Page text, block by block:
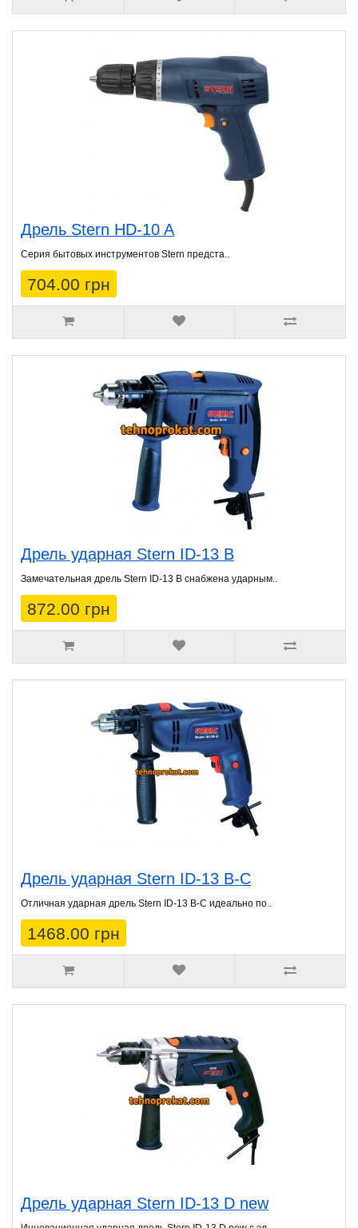
Дрель Stern HD-10 A
Серия бытовых инструментов Stern предста..
704.00 грн
Дрель ударная Stern ID-13 B
Замечательная дрель Stern ID-13 B снабжена ударным..
872.00 грн
Дрель ударная Stern ID-13 B-C
Отличная ударная дрель Stern ID-13 B-C идеально по..
1468.00 грн
Дрель ударная Stern ID-13 D new